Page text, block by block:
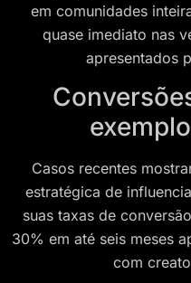
em comunidades
quase imediato nas
apresentados
Casos recentes
estratégica de
suas taxas de
30% em até seis meses
com